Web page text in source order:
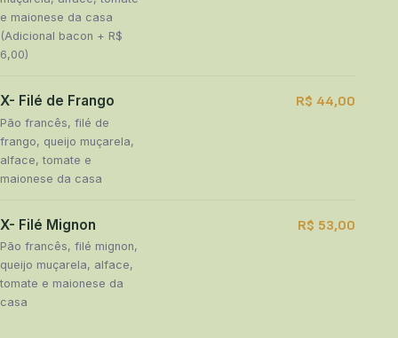
e maionese da casa
(Adicional bacon + R$
6,00)
X- Filé de Frango
Pão francês, filé de
frango, queijo muçarela,
alface, tomate e
maionese da casa
R$ 44,00
X- Filé Mignon
Pão francês, filé mignon,
queijo muçarela, alface,
tomate e maionese da
casa
R$ 53,00